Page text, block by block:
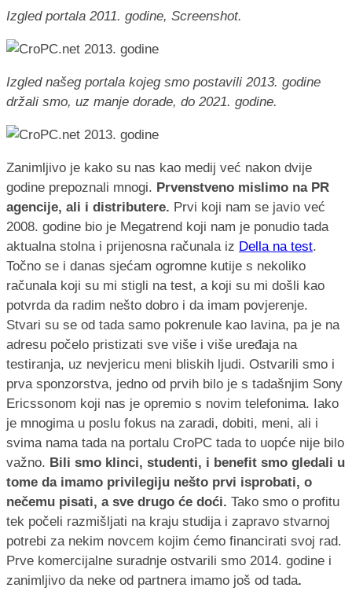
Izgled portala 2011. godine, Screenshot.
Izgled našeg portala kojeg smo postavili 2013. godine
držali smo, uz manje dorade, do 2021. godine.
Zanimljivo je kako su nas kao medij već nakon dvije
godine prepoznali mnogi. Prvenstveno mislimo na PR
agencije, ali i distributere. Prvi koji nam se javio već
2008. godine bio je Megatrend koji nam je ponudio tada
aktualna stolna i prijenosna računala iz Della na test.
Točno se i danas sjećam ogromne kutije s nekoliko
računala koji su mi stigli na test, a koji su mi došli kao
potvrda da radim nešto dobro i da imam povjerenje.
Stvari su se od tada samo pokrenule kao lavina, pa je na
adresu počelo pristizati sve više i više uređaja na
testiranja, uz nevjericu meni bliskih ljudi. Ostvarili smo i
prva sponzorstva, jedno od prvih bilo je s tadašnjim Sony
Ericssonom koji nas je opremio s novim telefonima. Iako
je mnogima u poslu fokus na zaradi, dobiti, meni, ali i
svima nama tada na portalu CroPC tada to uopće nije bilo
važno. Bili smo klinci, studenti, i benefit smo gledali u
tome da imamo privilegiju nešto prvi isprobati, o
nečemu pisati, a sve drugo će doći. Tako smo o profitu
tek počeli razmišljati na kraju studija i zapravo stvarnoj
potrebi za nekim novcem kojim ćemo financirati svoj rad.
Prve komercijalne suradnje ostvarili smo 2014. godine i
zanimljivo da neke od partnera imamo još od tada.